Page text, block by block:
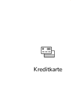
Kreditkarte